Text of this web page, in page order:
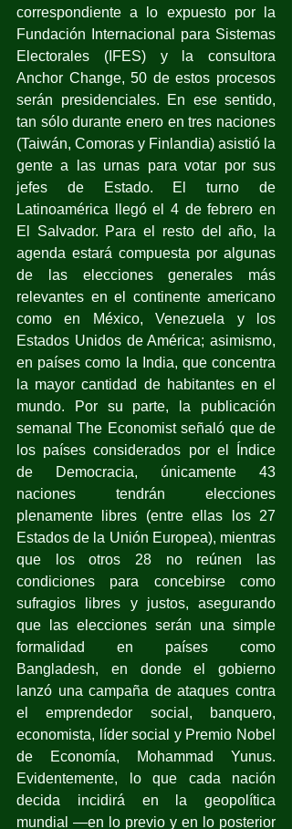
correspondiente a lo expuesto por la
Fundación Internacional para Sistemas
Electorales (IFES) y la consultora
Anchor Change, 50 de estos procesos
serán presidenciales. En ese sentido,
tan sólo durante enero en tres naciones
(Taiwán, Comoras y Finlandia) asistió la
gente a las urnas para votar por sus
jefes de Estado. El turno de
Latinoamérica llegó el 4 de febrero en
El Salvador. Para el resto del año, la
agenda estará compuesta por algunas
de las elecciones generales más
relevantes en el continente americano
como en México, Venezuela y los
Estados Unidos de América; asimismo,
en países como la India, que concentra
la mayor cantidad de habitantes en el
mundo. Por su parte, la publicación
semanal The Economist señaló que de
los países considerados por el Índice
de Democracia, únicamente 43
naciones tendrán elecciones
plenamente libres (entre ellas los 27
Estados de la Unión Europea), mientras
que los otros 28 no reúnen las
condiciones para concebirse como
sufragios libres y justos, asegurando
que las elecciones serán una simple
formalidad en países como
Bangladesh, en donde el gobierno
lanzó una campaña de ataques contra
el emprendedor social, banquero,
economista, líder social y Premio Nobel
de Economía, Mohammad Yunus.
Evidentemente, lo que cada nación
decida incidirá en la geopolítica
mundial —en lo previo y en lo posterior